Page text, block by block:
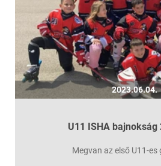
2023.06.04.
U11 ISHA
Megvan az első U11-es